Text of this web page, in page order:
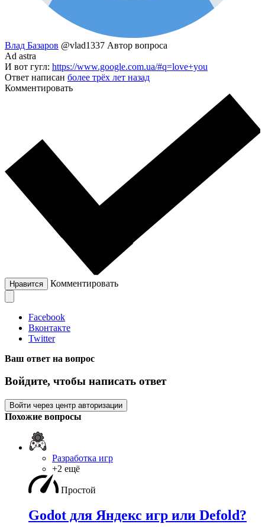
Влад Базаров @vlad1337 Автор вопроса
Ad astra
И вот гугл: https://www.google.com.ua/#q=love+you
Ответ написан более трёх лет назад
Комментировать
Нравится Комментировать
Facebook
Вконтакте
Twitter
Ваш ответ на вопрос
Войдите, чтобы написать ответ
Войти через центр авторизации
Похожие вопросы
Разработка игр
+2 ещё
Простой
Godot для Яндекс игр или Defold?